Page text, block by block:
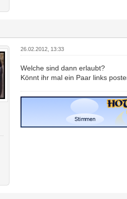
26.02.2012, 13:33
Welche sind dann erlaubt?
Könnt ihr mal ein Paar links